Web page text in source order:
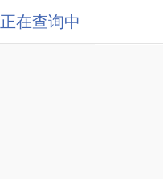
正在查询中